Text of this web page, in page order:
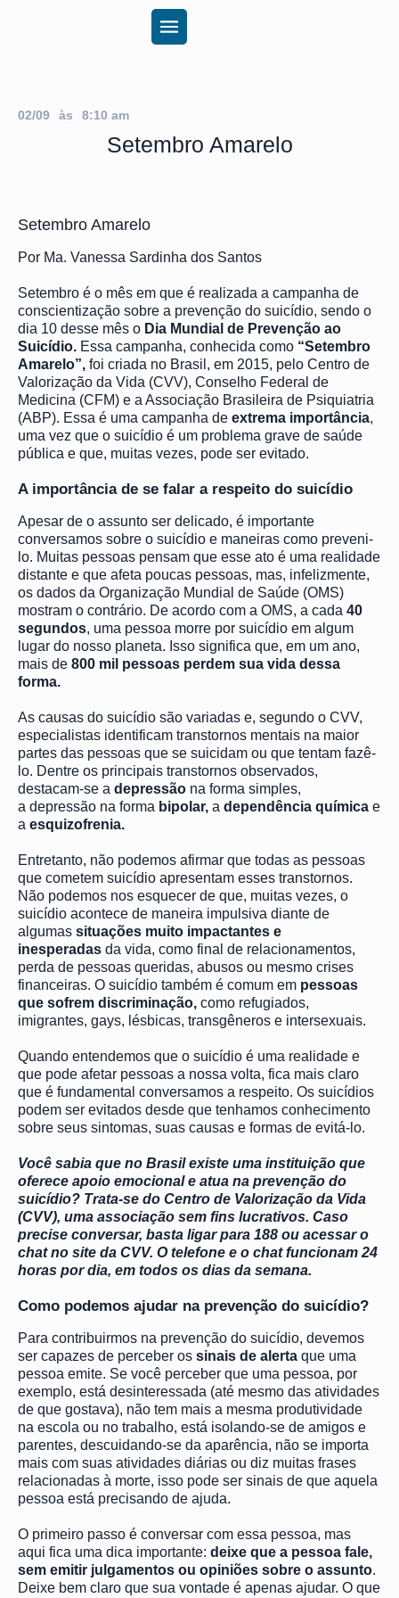
02/09 às 8:10 am
Setembro Amarelo
Setembro Amarelo
Por Ma. Vanessa Sardinha dos Santos
Setembro é o mês em que é realizada a campanha de
conscientização sobre a prevenção do suicídio, sendo o
dia 10 desse mês o Dia Mundial de Prevenção ao
Suicídio. Essa campanha, conhecida como “Setembro
Amarelo”, foi criada no Brasil, em 2015, pelo Centro de
Valorização da Vida (CVV), Conselho Federal de
Medicina (CFM) e a Associação Brasileira de Psiquiatria
(ABP). Essa é uma campanha de extrema importância,
uma vez que o suicídio é um problema grave de saúde
pública e que, muitas vezes, pode ser evitado.
A importância de se falar a respeito do suicídio
Apesar de o assunto ser delicado, é importante
conversamos sobre o suicídio e maneiras como preveni-
lo. Muitas pessoas pensam que esse ato é uma realidade
distante e que afeta poucas pessoas, mas, infelizmente,
os dados da Organização Mundial de Saúde (OMS)
mostram o contrário. De acordo com a OMS, a cada 40
segundos, uma pessoa morre por suicídio em algum
lugar do nosso planeta. Isso significa que, em um ano,
mais de 800 mil pessoas perdem sua vida dessa
forma.
As causas do suicídio são variadas e, segundo o CVV,
especialistas identificam transtornos mentais na maior
partes das pessoas que se suicidam ou que tentam fazê-
lo. Dentre os principais transtornos observados,
destacam-se a depressão na forma simples,
a depressão na forma bipolar, a dependência química e
a esquizofrenia.
Entretanto, não podemos afirmar que todas as pessoas
que cometem suicídio apresentam esses transtornos.
Não podemos nos esquecer de que, muitas vezes, o
suicídio acontece de maneira impulsiva diante de
algumas situações muito impactantes e
inesperadas da vida, como final de relacionamentos,
perda de pessoas queridas, abusos ou mesmo crises
financeiras. O suicídio também é comum em pessoas
que sofrem discriminação, como refugiados,
imigrantes, gays, lésbicas, transgêneros e intersexuais.
Quando entendemos que o suicídio é uma realidade e
que pode afetar pessoas a nossa volta, fica mais claro
que é fundamental conversamos a respeito. Os suicídios
podem ser evitados desde que tenhamos conhecimento
sobre seus sintomas, suas causas e formas de evitá-lo.
Você sabia que no Brasil existe uma instituição que
oferece apoio emocional e atua na prevenção do
suicídio? Trata-se do Centro de Valorização da Vida
(CVV), uma associação sem fins lucrativos. Caso
precise conversar, basta ligar para 188 ou acessar o
chat no site da CVV. O telefone e o chat funcionam 24
horas por dia, em todos os dias da semana.
Como podemos ajudar na prevenção do suicídio?
Para contribuirmos na prevenção do suicídio, devemos
ser capazes de perceber os sinais de alerta que uma
pessoa emite. Se você perceber que uma pessoa, por
exemplo, está desinteressada (até mesmo das atividades
de que gostava), não tem mais a mesma produtividade
na escola ou no trabalho, está isolando-se de amigos e
parentes, descuidando-se da aparência, não se importa
mais com suas atividades diárias ou diz muitas frases
relacionadas à morte, isso pode ser sinais de que aquela
pessoa está precisando de ajuda.
O primeiro passo é conversar com essa pessoa, mas
aqui fica uma dica importante: deixe que a pessoa fale,
sem emitir julgamentos ou opiniões sobre o assunto.
Deixe bem claro que sua vontade é apenas ajudar. O que